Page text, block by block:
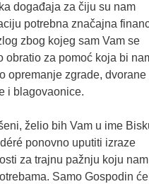
događaja za čiju su nam
potrebna značajna
zbog kojeg sam Vam se
obratio za pomoć koja bi
opremanje zgrade, dvorane
i blagovaonice.
želio bih Vam u ime
ponovno uputiti izraze
za trajnu pažnju koju
Samo Gospodin